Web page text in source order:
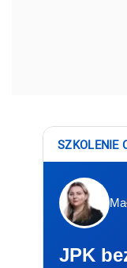
SZKOLENIE
JPK